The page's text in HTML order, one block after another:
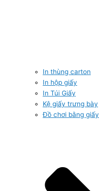
In thùng carton
In hộp giấy
In Túi Giấy
Kệ giấy trưng bày
Đồ chơi bằng giấy